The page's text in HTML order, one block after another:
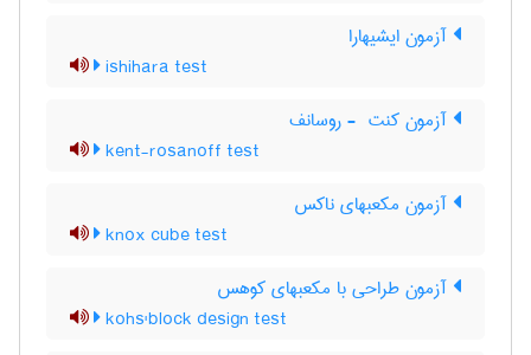
آزمون ایشیهارا
ishihara test
آزمون کنت ‎ - روسانف
kent-rosanoff test
آزمون مکعبهای ناکس
knox cube test
آزمون طراحی با مکعبهای کوهس
kohs'block design test